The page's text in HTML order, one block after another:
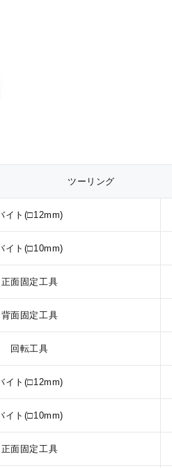
ツーリング
イト(□12mm)
イト(□10mm)
正面固定工具
背面固定工具
回転工具
イト(□12mm)
イト(□10mm)
正面固定工具